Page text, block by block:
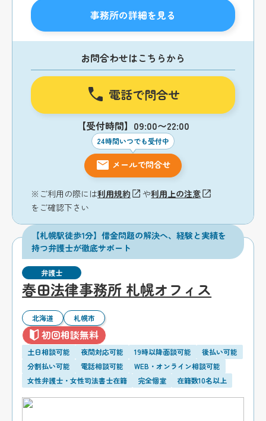
事務所の詳細を見る
お問合わせはこちらから
電話で問合せ
【受付時間】09:00〜22:00
24時間いつでも受付中
メールで問合せ
※ご利用の際には利用規約 や利用上の注意
をご確認下さい
【札幌駅徒歩1分】借金問題の解決へ、経験と実績を
持つ弁護士が徹底サポート
弁護士
春田法律事務所 札幌オフィス
北海道 札幌市
初回相談無料
土日相談可能 夜間対応可能 19時以降面談可能
後払い可能
分割払い可能
電話相談可能
WEB・オンライン相談可能
女性弁護士・女性司法書士在籍
完全個室 在籍数10名以上